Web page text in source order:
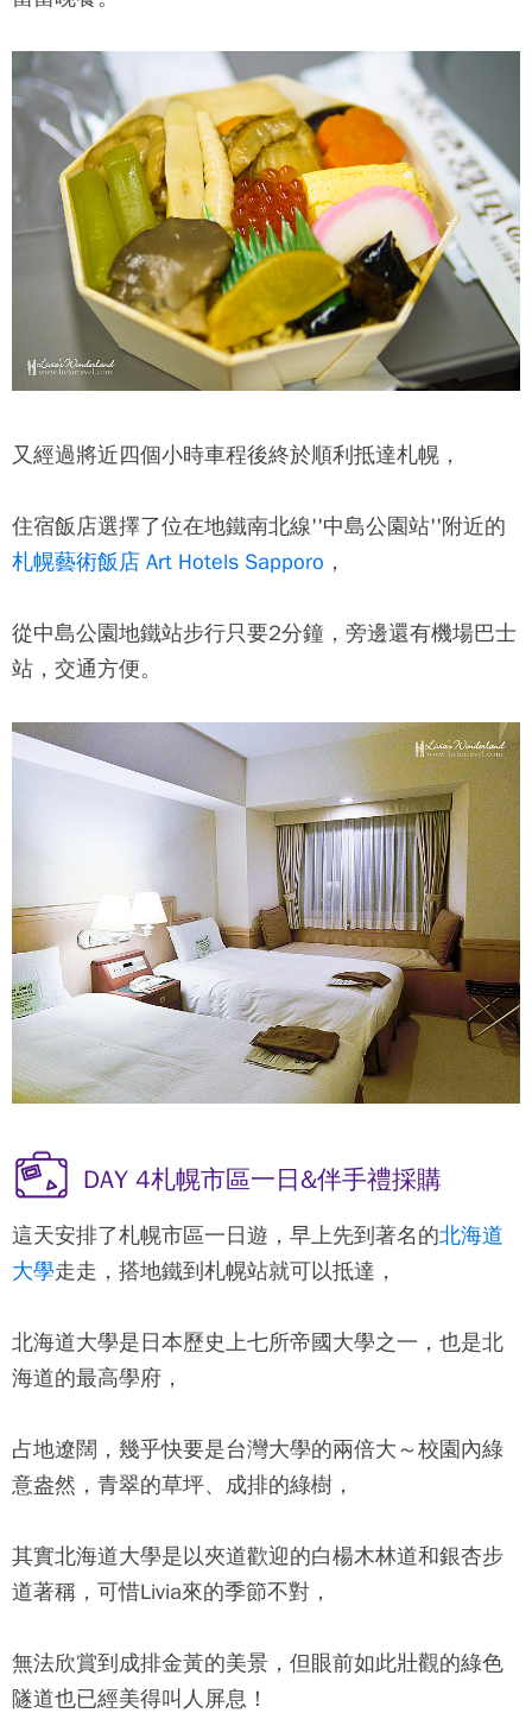
又經過將近四個小時車程後終於順利抵達札幌，
住宿飯店選擇了位在地鐵南北線''中島公園站''附近的
札幌藝術飯店 Art Hotels Sapporo ，
​​從中島公園地鐵站步行只要2分鐘，旁邊還有機場巴士
站，交通方便。
DAY 4札幌市區一日&伴手禮採購
這天安排了札幌市區一日遊，早上先到著名的北海道
大學走走，搭地鐵到札幌站就可以抵達，
北海道大學是日本歷史上七所帝國大學之一，也是北
海道的最高學府，
占地遼闊，幾乎快要是台灣大學的兩倍大～校園內綠
意盎然，青翠的草坪、成排的綠樹，
其實北海道大學是以夾道歡迎的白楊木林道和銀杏步
道著稱，可惜Livia來的季節不對，
無法欣賞到成排金黃的美景，但眼前如此壯觀的綠色
隧道也已經美得叫人屏息！